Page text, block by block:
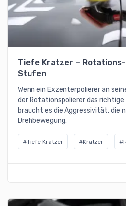
Tiefe Kratzer – Rotations-
Stufen
Wenn ein Exzenterpolierer an
der Rotationspolierer das richtige
braucht es die Aggressivität, die
Drehbewegung.
#Tiefe Kratzer #Kratzer